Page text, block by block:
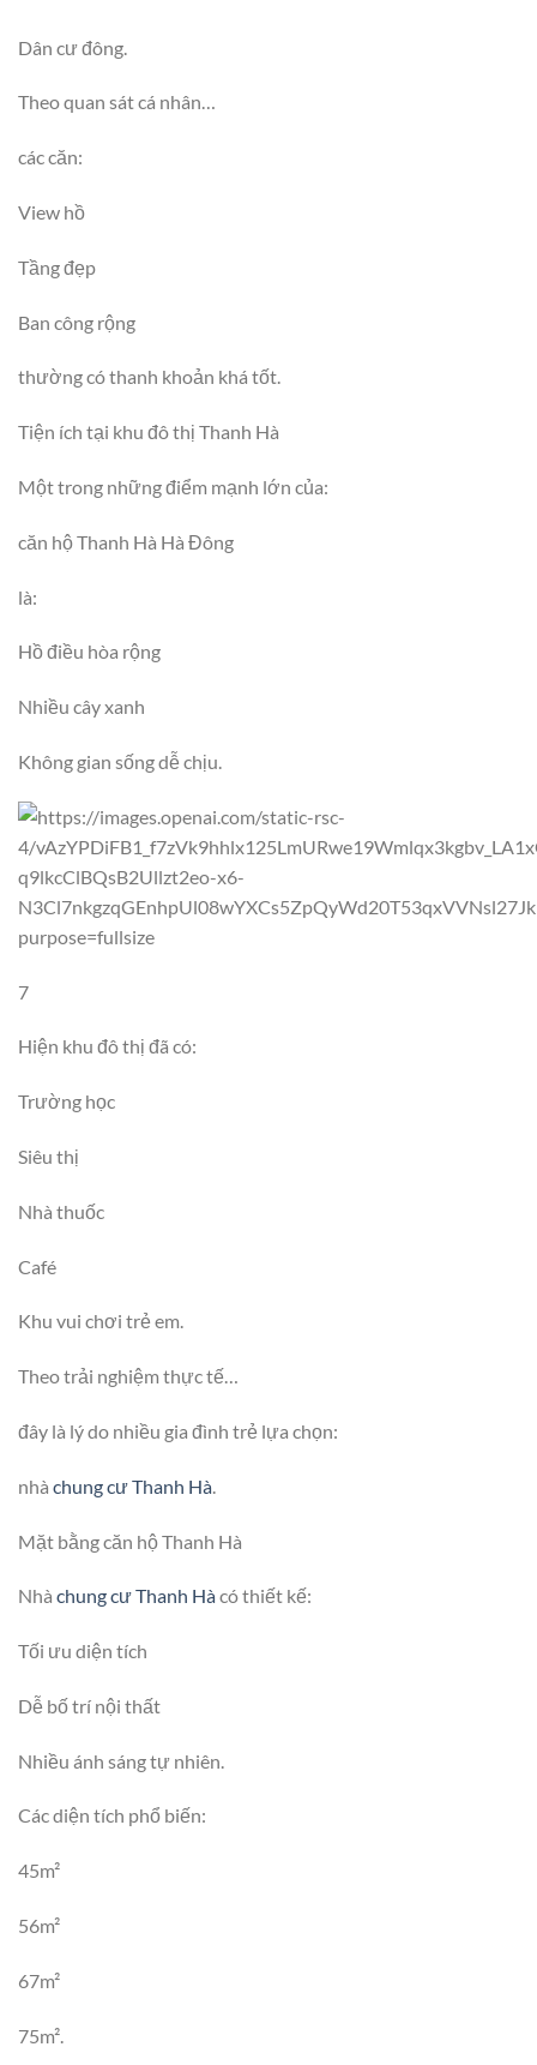
Dân cư đông.
Theo quan sát cá nhân…
các căn:
View hồ
Tầng đẹp
Ban công rộng
thường có thanh khoản khá tốt.
Tiện ích tại khu đô thị Thanh Hà
Một trong những điểm mạnh lớn của:
căn hộ Thanh Hà Hà Đông
là:
Hồ điều hòa rộng
Nhiều cây xanh
Không gian sống dễ chịu.
7
Hiện khu đô thị đã có:
Trường học
Siêu thị
Nhà thuốc
Café
Khu vui chơi trẻ em.
Theo trải nghiệm thực tế…
đây là lý do nhiều gia đình trẻ lựa chọn:
nhà chung cư Thanh Hà
Mặt bằng căn hộ Thanh Hà
Nhà chung cư Thanh Hàcó thiết kế:
Tối ưu diện tích
Dễ bố trí nội thất
Nhiều ánh sáng tự nhiên.
Các diện tích phổ biến:
45m²
56m²
67m²
75m².